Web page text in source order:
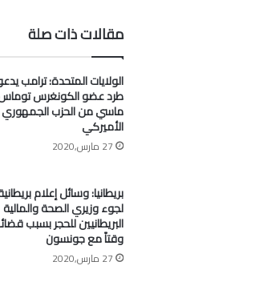
مقالات ذات صلة
الولايات المتحدة: ترامب
طرد عضو الكونغرس
ماسي من الحزب الجمهوري
الأميركي
27 مارس,2020
بريطانيا: وسائل إعلام
لجوء وزيري الصحة والمالية
البريطانيين للحجر بسبب
وقتاً مع جونسون
27 مارس,2020